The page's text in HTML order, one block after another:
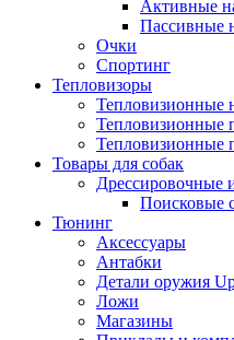
Активные
Пассивные
Очки
Спортинг
Тепловизоры
Тепловизионные
Тепловизионные
Тепловизионные
Товары для собак
Дрессировочные
Поисковые
Тюнинг
Аксессуары
Антабки
Детали оружия
Ложи
Магазины